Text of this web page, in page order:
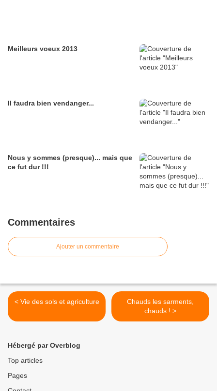
Meilleurs voeux 2013
Il faudra bien vendanger...
Nous y sommes (presque)... mais que
ce fut dur !!!
Commentaires
Ajouter un commentaire
< Vie des sols et agriculture
Chauds les sarments,
chauds ! >
Hébergé par Overblog
Top articles
Pages